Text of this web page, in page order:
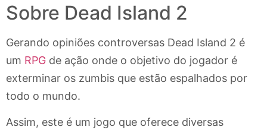
Sobre Dead Island 2
Gerando opiniões controversas Dead Island 2 é
um RPG de ação onde o objetivo do jogador é
exterminar os zumbis que estão espalhados por
todo o mundo.
Assim, este é um jogo que oferece diversas